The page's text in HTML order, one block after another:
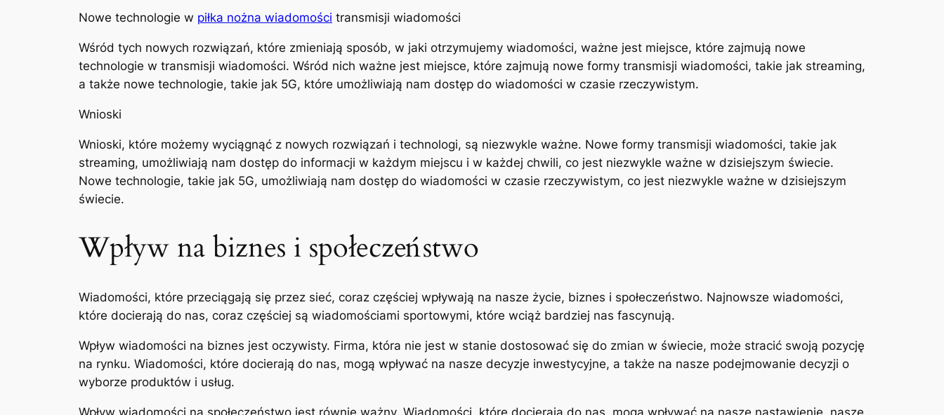
Nowe technologie w piłka nożna wiadomości transmisji wiadomości
Wśród tych nowych rozwiązań, które zmieniają sposób, w jaki otrzymujemy wiadomości, ważne jest miejsce, które zajmują nowe
technologie w transmisji wiadomości. Wśród nich ważne jest miejsce, które zajmują nowe formy transmisji wiadomości, takie jak streaming,
a także nowe technologie, takie jak 5G, które umożliwiają nam dostęp do wiadomości w czasie rzeczywistym.
Wnioski
Wnioski, które możemy wyciągnąć z nowych rozwiązań i technologi, są niezwykle ważne. Nowe formy transmisji wiadomości, takie jak
streaming, umożliwiają nam dostęp do informacji w każdym miejscu i w każdej chwili, co jest niezwykle ważne w dzisiejszym świecie.
Nowe technologie, takie jak 5G, umożliwiają nam dostęp do wiadomości w czasie rzeczywistym, co jest niezwykle ważne w dzisiejszym
świecie.
Wpływ na biznes i społeczeństwo
Wiadomości, które przeciągają się przez sieć, coraz częściej wpływają na nasze życie, biznes i społeczeństwo. Najnowsze wiadomości,
które docierają do nas, coraz częściej są wiadomościami sportowymi, które wciąż bardziej nas fascynują.
Wpływ wiadomości na biznes jest oczywisty. Firma, która nie jest w stanie dostosować się do zmian w świecie, może stracić swoją pozycję
na rynku. Wiadomości, które docierają do nas, mogą wpływać na nasze decyzje inwestycyjne, a także na nasze podejmowanie decyzji o
wyborze produktów i usług.
Wpływ wiadomości na społeczeństwo jest równie ważny. Wiadomości, które docierają do nas, mogą wpływać na nasze nastawienie, nasze